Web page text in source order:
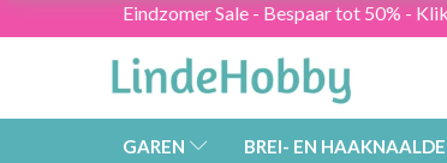
Eindzomer Sale - Bespaar tot 50% -
GAREN BREI- EN